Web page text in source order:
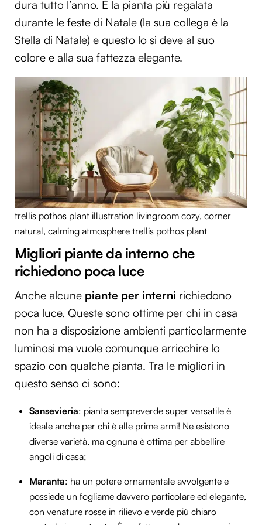
dura tutto l’anno. È la pianta più regalata
durante le feste di Natale (la sua collega è la
Stella di Natale) e questo lo si deve al suo
colore e alla sua fattezza elegante.
trellis pothos plant illustration livingroom cozy, corner
natural, calming atmosphere trellis pothos plant
Migliori piante da interno che
richiedono poca luce
Anche alcune piante per interni richiedono
poca luce. Queste sono ottime per chi in casa
non ha a disposizione ambienti particolarmente
luminosi ma vuole comunque arricchire lo
spazio con qualche pianta. Tra le migliori in
questo senso ci sono:
Sansevieria: pianta sempreverde super versatile è
ideale anche per chi è alle prime armi! Ne esistono
diverse varietà, ma ognuna è ottima per abbellire
angoli di casa;
Maranta: ha un potere ornamentale avvolgente e
possiede un fogliame davvero particolare ed elegante,
con venature rosse in rilievo e verde più chiaro